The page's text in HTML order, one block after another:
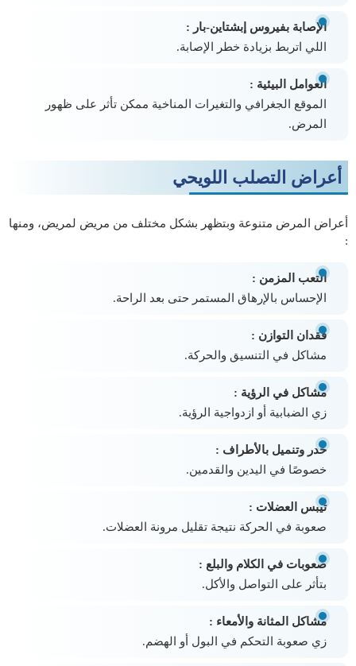
الإصابة بفيروس إبشتاين-بار :
اللي اتربط بزيادة خطر الإصابة.
العوامل البيئية :
الموقع الجغرافي والتغيرات المناخية ممكن تأثر على ظهور
المرض.
أعراض التصلب اللويحي
أعراض المرض متنوعة وبتظهر بشكل مختلف من مريض لمريض، ومنها
:
التعب المزمن :
الإحساس بالإرهاق المستمر حتى بعد الراحة.
فقدان التوازن :
مشاكل في التنسيق والحركة.
مشاكل في الرؤية :
زي الضبابية أو ازدواجية الرؤية.
خدر وتنميل بالأطراف :
خصوصًا في اليدين والقدمين.
تيبس العضلات :
صعوبة في الحركة نتيجة تقليل مرونة العضلات.
صعوبات في الكلام والبلع :
بتأثر على التواصل والأكل.
مشاكل المثانة والأمعاء :
زي صعوبة التحكم في البول أو الهضم.